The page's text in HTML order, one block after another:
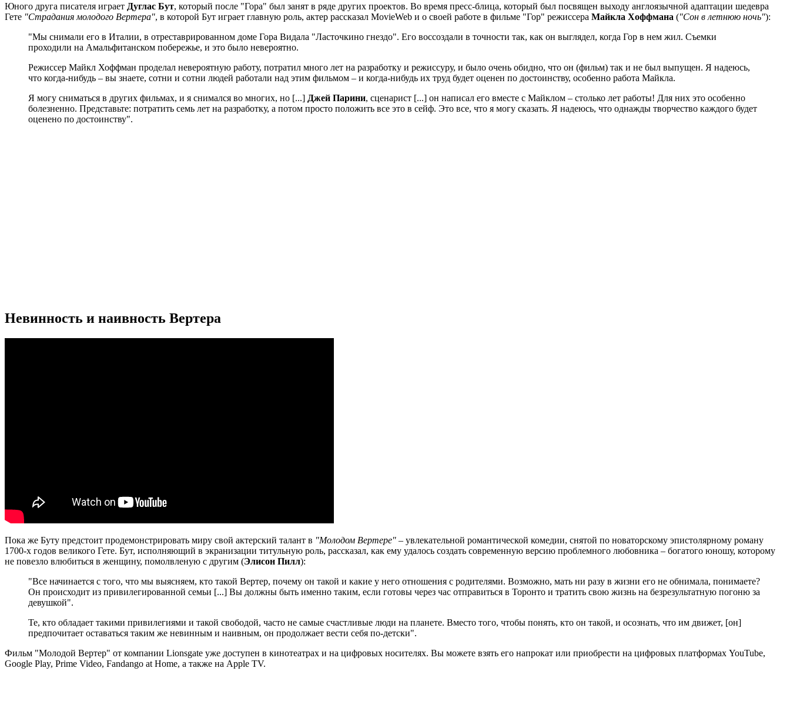
Юного друга писателя играет Дуглас Бут, который после "Гора" был занят в ряде других проектов. Во время пресс-блица, который был посвящен выходу англоязычной адаптации шедевра
Гете "Страдания молодого Вертера", в которой Бут играет главную роль, актер рассказал MovieWeb и о своей работе в фильме "Гор" режиссера Майкла Хоффмана ("Сон в летнюю ночь"):
"Мы снимали его в Италии, в отреставрированном доме Гора Видала "Ласточкино гнездо". Его воссоздали в точности так, как он выглядел, когда Гор в нем жил. Съемки
проходили на Амальфитанском побережье, и это было невероятно.
Режиссер Майкл Хоффман проделал невероятную работу, потратил много лет на разработку и режиссуру, и было очень обидно, что он (фильм) так и не был выпущен. Я надеюсь,
что когда-нибудь – вы знаете, сотни и сотни людей работали над этим фильмом – и когда-нибудь их труд будет оценен по достоинству, особенно работа Майкла.
Я могу сниматься в других фильмах, и я снимался во многих, но [...] Джей Парини, сценарист [...] он написал его вместе с Майклом – столько лет работы! Для них это особенно
болезненно. Представьте: потратить семь лет на разработку, а потом просто положить все это в сейф. Это все, что я могу сказать. Я надеюсь, что однажды творчество каждого будет
оценено по достоинству".
Невинность и наивность Вертера
Пока же Буту предстоит продемонстрировать миру свой актерский талант в "Молодом Вертере" – увлекательной романтической комедии, снятой по новаторскому эпистолярному роману
1700-х годов великого Гете. Бут, исполняющий в экранизации титульную роль, рассказал, как ему удалось создать современную версию проблемного любовника – богатого юношу, которому
не повезло влюбиться в женщину, помолвленую с другим (Элисон Пилл):
"Все начинается с того, что мы выясняем, кто такой Вертер, почему он такой и какие у него отношения с родителями. Возможно, мать ни разу в жизни его не обнимала, понимаете?
Он происходит из привилегированной семьи [...] Вы должны быть именно таким, если готовы через час отправиться в Торонто и тратить свою жизнь на безрезультатную погоню за
девушкой".
Те, кто обладает такими привилегиями и такой свободой, часто не самые счастливые люди на планете. Вместо того, чтобы понять, кто он такой, и осознать, что им движет, [он]
предпочитает оставаться таким же невинным и наивным, он продолжает вести себя по-детски".
Фильм "Молодой Вертер" от компании Lionsgate уже доступен в кинотеатрах и на цифровых носителях. Вы можете взять его напрокат или приобрести на цифровых платформах YouTube,
Google Play, Prime Video, Fandango at Home, а также на Apple TV.